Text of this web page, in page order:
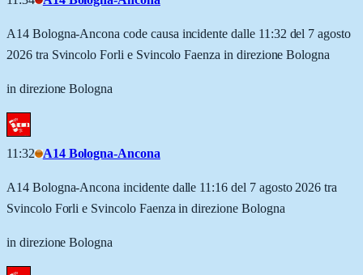
A14 Bologna-Ancona code causa incidente dalle 11:32 del 7 agosto
2026 tra Svincolo Forli e Svincolo Faenza in direzione Bologna
in direzione Bologna
11:32 A14 Bologna-Ancona
A14 Bologna-Ancona incidente dalle 11:16 del 7 agosto 2026 tra
Svincolo Forli e Svincolo Faenza in direzione Bologna
in direzione Bologna